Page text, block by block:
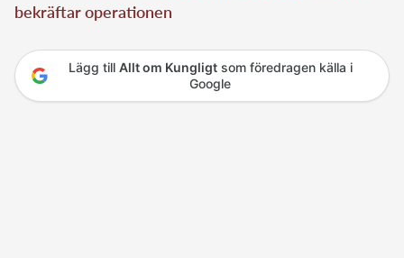
bekräftar operationen
Lägg till Allt om Kungligtsom föredragen källa i
Google